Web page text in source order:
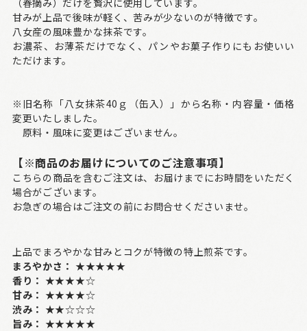
甘みが上品で後味が軽く、苦みが少ないのが特徴です。
八女産の風味豊かな抹茶です。
お濃茶、お薄茶だけでなく、パンやお菓子作りにもお使いい
ただけます。
※旧名称「八女抹茶40ｇ（缶入）」から名称・内容量・価格
変更いたしました。
原料・風味に変更はございません。
【※商品のお届けについてのご注意事項】
こちらの商品を含むご注文は、お届けまでにお時間をいただく
場合がございます。
お急ぎの場合はご注文の前にお問合せくださいませ。
上品でまろやかな甘みとコクが特徴の特上煎茶です。
まろやかさ： ★★★★★
香り： ★★★★☆
甘み： ★★★★☆
渋み： ★★☆☆☆
旨み： ★★★★★